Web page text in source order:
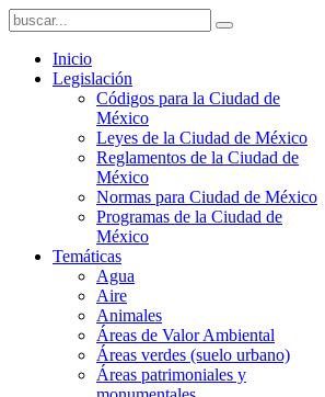
Inicio
Legislación
Códigos para la Ciudad de
México
Leyes de la Ciudad de México
Reglamentos de la Ciudad de
México
Normas para Ciudad de México
Programas de la Ciudad de
México
Temáticas
Agua
Aire
Animales
Áreas de Valor Ambiental
Áreas verdes (suelo urbano)
Áreas patrimoniales y